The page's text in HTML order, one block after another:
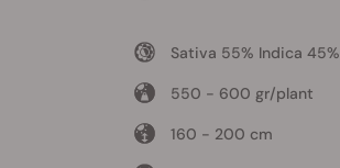
Sativa 55% Indica 45%
550 - 600 gr/plant
160 - 200 cm